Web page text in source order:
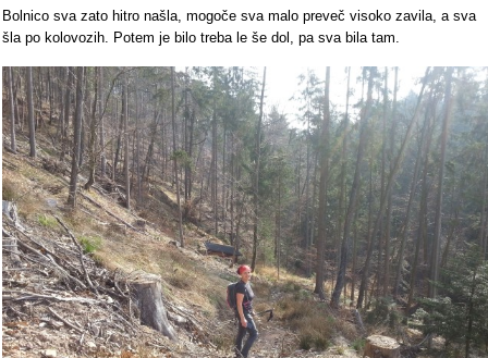
Bolnico sva zato hitro našla, mogoče sva malo preveč visoko zavila, a sva
šla po kolovozih. Potem je bilo treba le še dol, pa sva bila tam.